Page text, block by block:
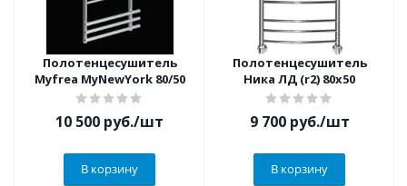
Полотенцесушитель
Myfrea MyNewYork 80/50
10 500 руб./шт
В корзину
Полотенцесушитель
Ника ЛД (r2) 80х50
9 700руб./шт
В корзину